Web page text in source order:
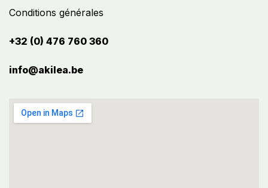
Conditions générales
+32 (0) 476 760 360
info@akilea.be​